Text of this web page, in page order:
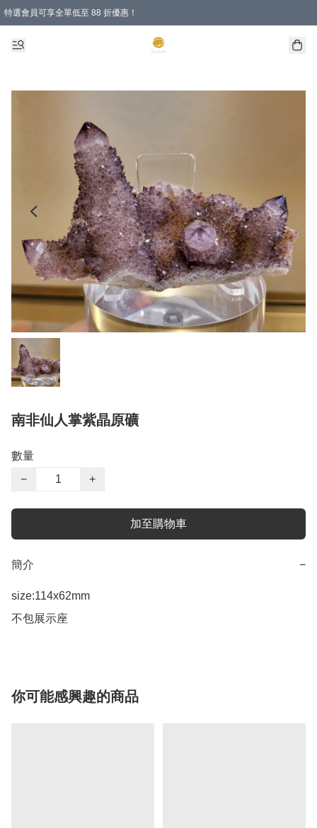
特選會員可享全單低至 88 折優惠！
購物滿 HKD 1000.00即享免運費優惠！（適用於 特定的送貨方式 )
南非仙人掌紫晶原礦
數量
−
+
加至購物車
簡介 −
size:114x62mm
不包展示座
你可能感興趣的商品